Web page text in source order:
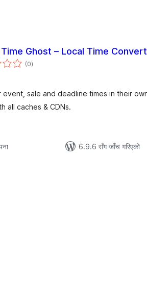
Time Ghost – Local Time
(0कुल
रेटिङ्गहरू
)
event, sale and deadline times in their
all caches & CDNs.
6.9.6 सँग जाँच गरिएको